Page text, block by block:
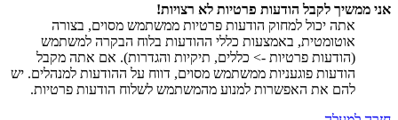
אני ממשיך לקבל הודעות פרטיות לא רצויות!
אתה יכול למחוק הודעות פרטיות ממשתמש מסוים, בצורה
אוטומטית, באמצעות כללי ההודעות בלוח הבקרה למשתמש
(הודעות פרטיות -> כללים, תיקיות והגדרות). אם אתה מקבל
הודעות פוגעניות ממשתמש מסוים, דווח על ההודעות למנהלים. יש
להם את האפשרות למנוע מהמשתמש לשלוח הודעות פרטיות.